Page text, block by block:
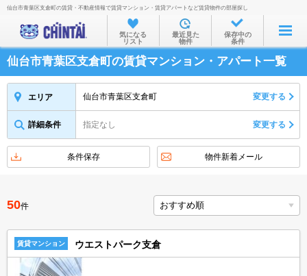
お部屋を探す
沿線・駅から
住所から
家賃相場から
物件特集から
不動産会社から
TOP
仙台市青葉区支倉町の賃貸・不動産情報で賃貸マンション・賃貸アパートなど賃貸物件の部屋探し
気になる
リスト
最近見た
物件
保存中の
条件
仙台市青葉区支倉町の賃貸マンション・アパート一覧
エリア 仙台市青葉区支倉町 変更する
詳細条件 指定なし 変更する
条件保存 物件新着メール
50件
賃貸マンション ウエストパーク支倉